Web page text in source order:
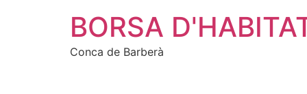
BORSA
Conca de Barberà